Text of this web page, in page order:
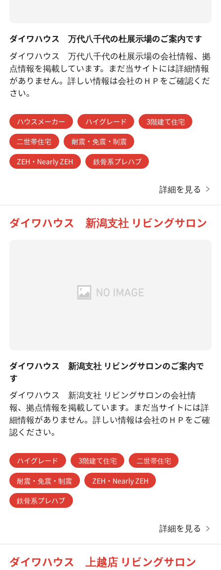
ダイワハウス 万代八千代の杜展示場のご案内です
ダイワハウス 万代八千代の杜展示場の会社情報、拠
点情報を掲載しています。まだ当サイトには詳細情報
がありません。詳しい情報は会社のＨＰをご確認くだ
さい。
ハウスメーカー ハイグレード
3階建て住宅
二世帯住宅
耐震・免震・制震
ZEH・Nearly ZEH
鉄骨系プレハブ
詳細を見る
ダイワハウス 新潟支社 リビングサロン
ダイワハウス 新潟支社 リビングサロンのご案内で
す
ダイワハウス 新潟支社 リビングサロンの会社情
報、拠点情報を掲載しています。まだ当サイトには詳
細情報がありません。詳しい情報は会社のＨＰをご確
認ください。
ハイグレード 3階建て住宅
二世帯住宅
耐震・免震・制震
ZEH・Nearly ZEH
鉄骨系プレハブ
詳細を見る
ダイワハウス 上越店 リビングサロン